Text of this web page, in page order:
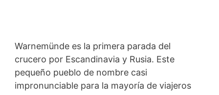
Warnemünde es la primera parada del
crucero por Escandinavia y Rusia. Este
pequeño pueblo de nombre casi
impronunciable para la mayoría de viajeros